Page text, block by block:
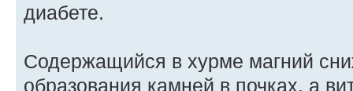
диабете.
Содержащийся в хурме магний
образования камней в почках, а